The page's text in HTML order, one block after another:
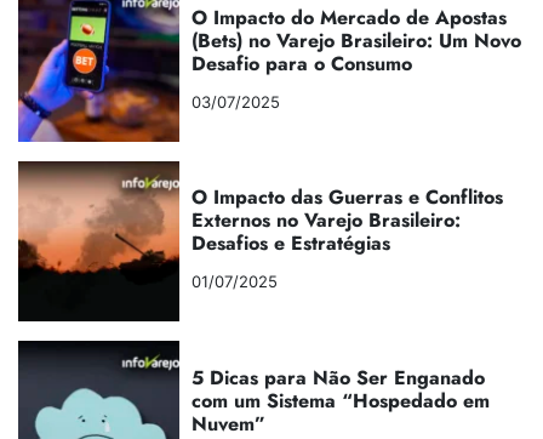
O Impacto do Mercado de Apostas
(Bets) no Varejo Brasileiro: Um Novo
Desafio para o Consumo
03/07/2025
O Impacto das Guerras e Conflitos
Externos no Varejo Brasileiro:
Desafios e Estratégias
01/07/2025
5 Dicas para Não Ser Enganado
com um Sistema “Hospedado em
Nuvem”